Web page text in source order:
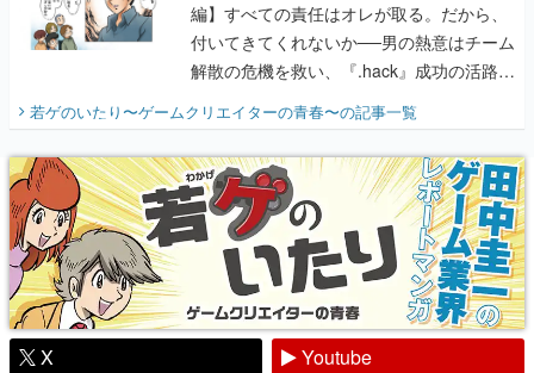
編】すべての責任はオレが取る。だから、
付いてきてくれないか──男の熱意はチーム
解散の危機を救い、『.hack』成功の活路を
開く。業界の快男児・松山 洋に流れる血は
『少年ジャンプ』色だった【若ゲのいた
り】
若ゲのいたり〜ゲームクリエイターの青春〜の記事一覧
X
Youtube